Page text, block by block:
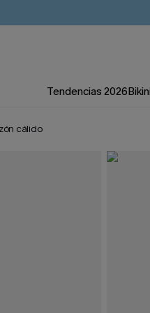
Tendencias 2026
cálido